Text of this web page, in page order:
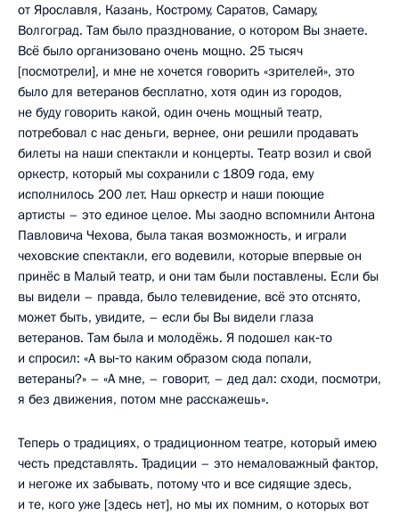
от Ярославля, Казань, Кострому, Саратов, Самару,
Волгоград. Там было празднование, о котором Вы знаете.
Всё было организовано очень мощно. 25 тысяч
[посмотрели], и мне не хочется говорить «зрителей», это
было для ветеранов бесплатно, хотя один из городов,
не буду говорить какой, один очень мощный театр,
потребовал с нас деньги, вернее, они решили продавать
билеты на наши спектакли и концерты. Театр возил и свой
оркестр, который мы сохранили с 1809 года, ему
исполнилось 200 лет. Наш оркестр и наши поющие
артисты – это единое целое. Мы заодно вспомнили Антона
Павловича Чехова, была такая возможность, и играли
чеховские спектакли, его водевили, которые впервые он
принёс в Малый театр, и они там были поставлены. Если бы
вы видели – правда, было телевидение, всё это отснято,
может быть, увидите, – если бы Вы видели глаза
ветеранов. Там была и молодёжь. Я подошел как‑то
и спросил: «А вы‑то каким образом сюда попали,
ветераны?» – «А мне, – говорит, – дед дал: сходи, посмотри,
я без движения, потом мне расскажешь».
Теперь о традициях, о традиционном театре, который имею
честь представлять. Традиции – это немаловажный фактор,
и негоже их забывать, потому что и все сидящие здесь,
и те, кого уже [здесь нет], но мы их помним, о которых вот